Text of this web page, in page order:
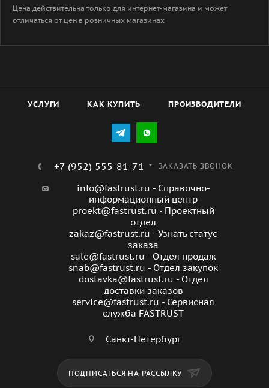
Цена действительна только для интернет-магазина и может
отличаться от цен в розничных магазинах
УСЛУГИ КАК КУПИТЬ ПРОИЗВОДИТЕЛИ
+7 (952) 555-81-71 ЗАКАЗАТЬ ЗВОНОК
info@fastrust.ru - Справочно-
информационный центр
proekt@fastrust.ru - Проектный
отдел
zakaz@fastrust.ru - Узнать статус
заказа
sale@fastrust.ru - Отдел продаж
snab@fastrust.ru - Отдел закупок
dostavka@fastrust.ru - Отдел
доставки заказов
service@fastrust.ru - Сервисная
служба FASTRUST
Санкт-Петербург
ПОДПИСАТЬСЯ НА РАССЫЛКУ